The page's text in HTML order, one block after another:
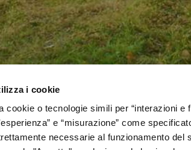
i cookie
cookie o tecnologie simili per “interazioni e
e “misurazione” come
necessarie al funzionamento del